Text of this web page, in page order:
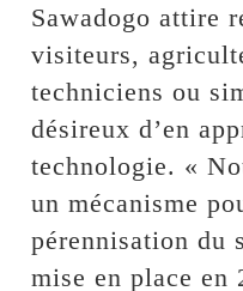
Sawadogo attire
visiteurs,
techniciens ou
désireux d’en
technologie. «
un mécanisme
pérennisation du
mise en place en